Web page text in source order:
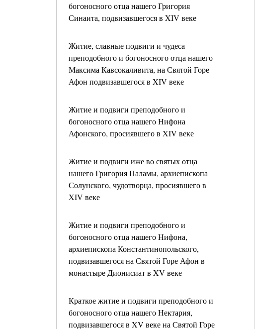
богоносного отца нашего Григория
Синаита, подвизавшегося в XIV веке
Житие, славные подвиги и чудеса
преподобного и богоносного отца нашего
Максима Кавсокаливита, на Святой Горе
Афон подвизавшегося в XIV веке
Житие и подвиги преподобного и
богоносного отца нашего Нифона
Афонского, просиявшего в XIV веке
Житие и подвиги иже во святых отца
нашего Григория Паламы, архиепископа
Солунского, чудотворца, просиявшего в
XIV веке
Житие и подвиги преподобного и
богоносного отца нашего Нифона,
архиепископа Константинопольского,
подвизавшегося на Святой Горе Афон в
монастыре Дионисиат в XV веке
Краткое житие и подвиги преподобного и
богоносного отца нашего Нектария,
подвизавшегося в XV веке на Святой Горе